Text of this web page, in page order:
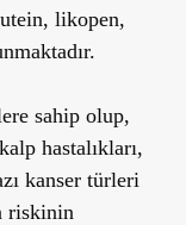
likopen,
sahip olup,
kalp hastalıkları,
kanser türleri
riskinin